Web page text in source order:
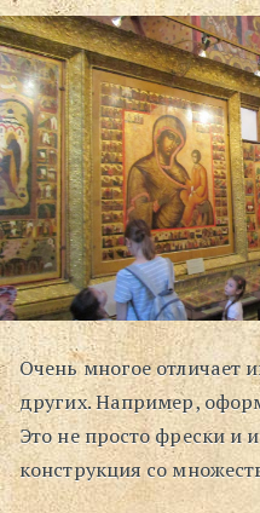
Очень многое отличает
других. Например,
Это не просто фрески и
конструкция со